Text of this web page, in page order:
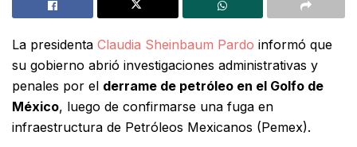
La presidenta Claudia Sheinbaum Pardo informó que
su gobierno abrió investigaciones administrativas y
penales por el derrame de petróleo en el Golfo de
México, luego de confirmarse una fuga en
infraestructura de Petróleos Mexicanos (Pemex).